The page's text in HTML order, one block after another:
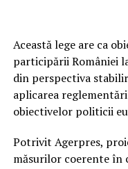
Această lege are ca
participării României
din perspectiva
aplicarea
obiectivelor politicii
Potrivit Agerpres,
măsurilor coerente în